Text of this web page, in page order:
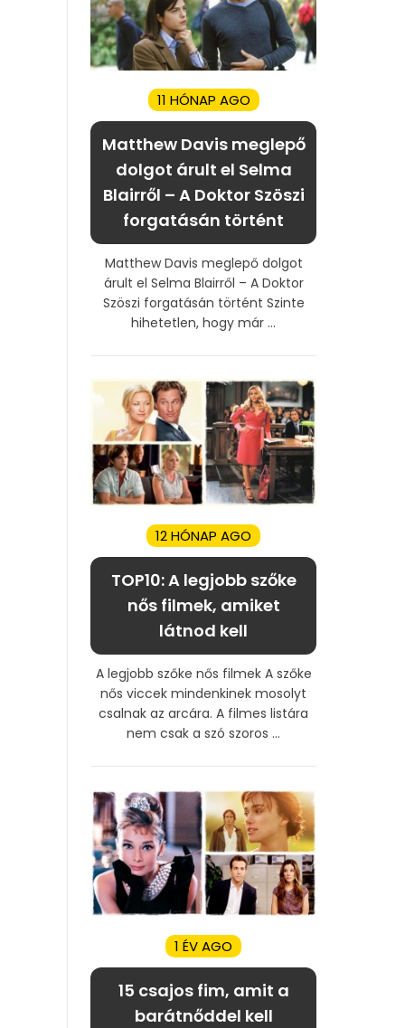
11 HÓNAP AGO
Matthew Davis meglepő
dolgot árult el Selma
Blairről – A Doktor Szöszi
forgatásán történt
Matthew Davis meglepő dolgot
árult el Selma Blairről – A Doktor
Szöszi forgatásán történt Szinte
hihetetlen, hogy már ...
12 HÓNAP AGO
TOP10: A legjobb szőke
nős filmek, amiket
látnod kell
A legjobb szőke nős filmek A szőke
nős viccek mindenkinek mosolyt
csalnak az arcára. A filmes listára
nem csak a szó szoros ...
1 ÉV AGO
15 csajos fim, amit a
barátnőddel kell